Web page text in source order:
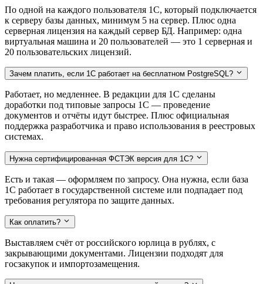
По одной на каждого пользователя 1С, который подключается
к серверу базы данных, минимум 5 на сервер. Плюс одна
серверная лицензия на каждый сервер БД. Например: одна
виртуальная машина и 20 пользователей — это 1 серверная и
20 пользовательских лицензий.
Зачем платить, если 1С работает на бесплатном PostgreSQL?
Работает, но медленнее. В редакции для 1С сделаны
доработки под типовые запросы 1С — проведение
документов и отчёты идут быстрее. Плюс официальная
поддержка разработчика и право использования в реестровых
системах.
Нужна сертифицированная ФСТЭК версия для 1С?
Есть и такая — оформляем по запросу. Она нужна, если база
1С работает в государственной системе или подпадает под
требования регулятора по защите данных.
Как оплатить?
Выставляем счёт от российского юрлица в рублях, с
закрывающими документами. Лицензии подходят для
госзакупок и импортозамещения.